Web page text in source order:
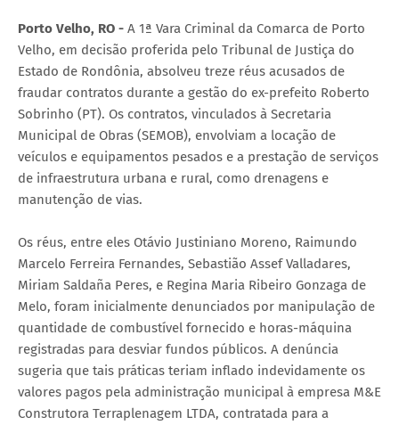
Porto Velho, RO - A 1ª Vara Criminal da Comarca de Porto
Velho, em decisão proferida pelo Tribunal de Justiça do
Estado de Rondônia, absolveu treze réus acusados de
fraudar contratos durante a gestão do ex-prefeito Roberto
Sobrinho (PT). Os contratos, vinculados à Secretaria
Municipal de Obras (SEMOB), envolviam a locação de
veículos e equipamentos pesados e a prestação de serviços
de infraestrutura urbana e rural, como drenagens e
manutenção de vias.
Os réus, entre eles Otávio Justiniano Moreno, Raimundo
Marcelo Ferreira Fernandes, Sebastião Assef Valladares,
Miriam Saldaña Peres, e Regina Maria Ribeiro Gonzaga de
Melo, foram inicialmente denunciados por manipulação de
quantidade de combustível fornecido e horas-máquina
registradas para desviar fundos públicos. A denúncia
sugeria que tais práticas teriam inflado indevidamente os
valores pagos pela administração municipal à empresa M&E
Construtora Terraplenagem LTDA, contratada para a